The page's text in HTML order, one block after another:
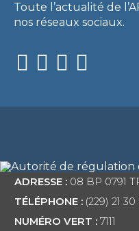
Toute l’actualité de
nos réseaux sociaux.
ADRESSE :08 BP 0791
TÉLÉPHONE :(229) 21 30
NUMÉRO VERT :7111